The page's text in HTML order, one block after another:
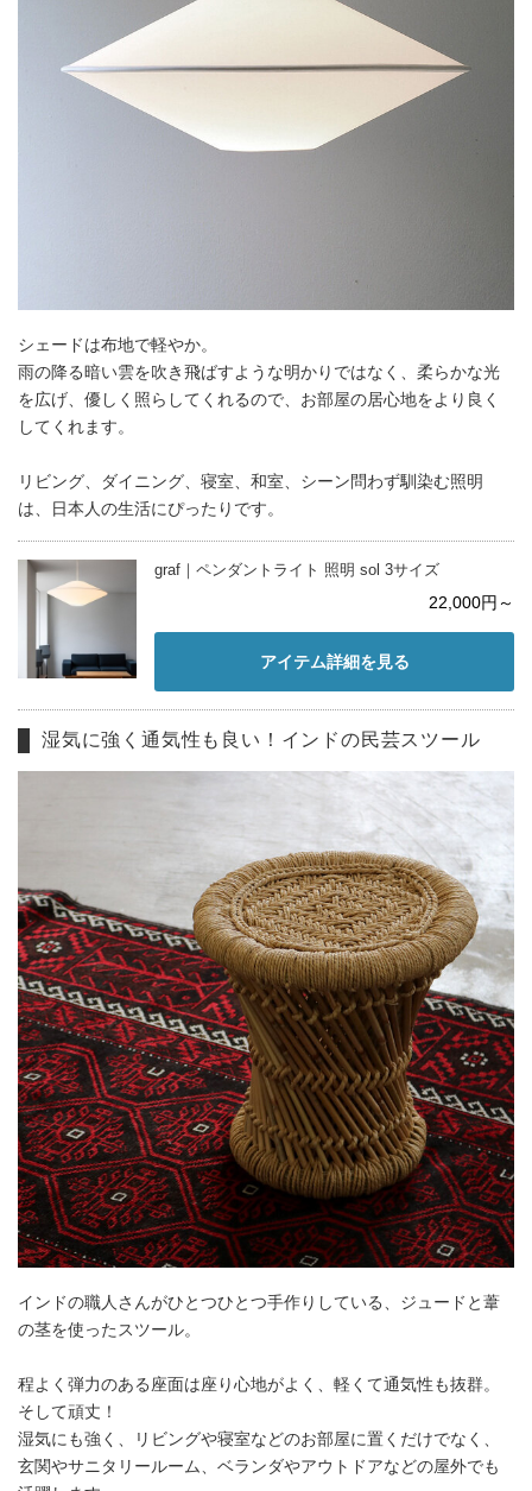
シェードは布地で軽やか。
雨の降る暗い雲を吹き飛ばすような明かりではなく、柔らかな光
を広げ、優しく照らしてくれるので、お部屋の居心地をより良く
してくれます。
リビング、ダイニング、寝室、和室、シーン問わず馴染む照明
は、日本人の生活にぴったりです。
graf｜ペンダントライト 照明 sol 3サイズ
22,000円～
アイテム詳細を見る
湿気に強く通気性も良い！インドの民芸スツール
インドの職人さんがひとつひとつ手作りしている、ジュードと葦
の茎を使ったスツール。
程よく弾力のある座面は座り心地がよく、軽くて通気性も抜群。
そして頑丈！
湿気にも強く、リビングや寝室などのお部屋に置くだけでなく、
玄関やサニタリールーム、ベランダやアウトドアなどの屋外でも